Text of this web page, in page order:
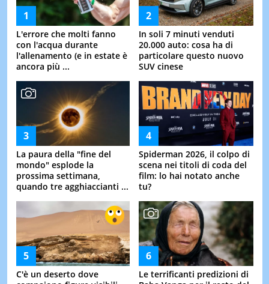
L'errore che molti fanno
con l'acqua durante
l'allenamento (e in estate è
ancora più ...
In soli 7 minuti venduti
20.000 auto: cosa ha di
particolare questo nuovo
SUV cinese
La paura della "fine del
mondo" esplode la
prossima settimana,
quando tre agghiaccianti ...
Spiderman 2026, il colpo di
scena nei titoli di coda del
film: lo hai notato anche
tu?
C'è un deserto dove
Le terrificanti predizioni di